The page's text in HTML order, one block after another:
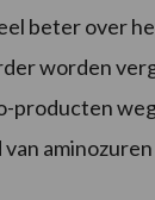
beter over
worden
producten